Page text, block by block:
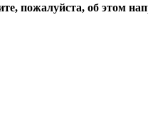
пожалуйста, об этом